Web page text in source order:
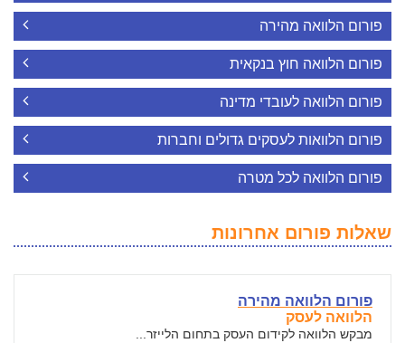
פורום הלוואה מהירה
פורום הלוואה חוץ בנקאית
פורום הלוואה לעובדי מדינה
פורום הלוואות לעסקים גדולים וחברות
פורום הלוואה לכל מטרה
שאלות פורום אחרונות
פורום הלוואה מהירה
הלוואה לעסק
מבקש הלוואה לקידום העסק בתחום הלייזר...